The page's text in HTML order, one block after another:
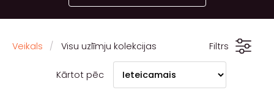
Veikals Visu uzlīmju kolekcijas Filtrs
Kārtot pēc